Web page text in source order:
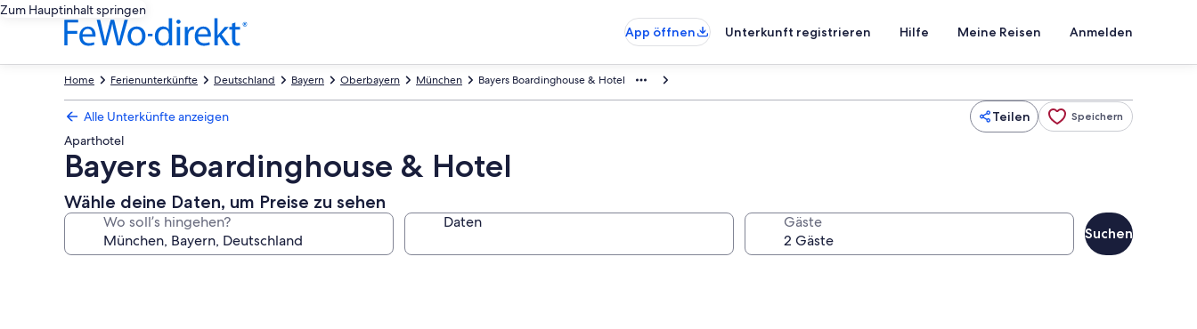
Zum Hauptinhalt springen
App öffnen
Unterkunft registrieren Hilfe Meine Reisen Anmelden
Bayers Boardinghouse & Hotel
München
Oberbayern
Bayern
Deutschland
Ferienunterkünfte
Home
Alle Unterkünfte anzeigen Teilen Speichern
Aparthotel
Bayers Boardinghouse & Hotel
Wähle deine Daten, um Preise zu sehen
Wo soll’s hingehen? Daten Gäste
Suchen